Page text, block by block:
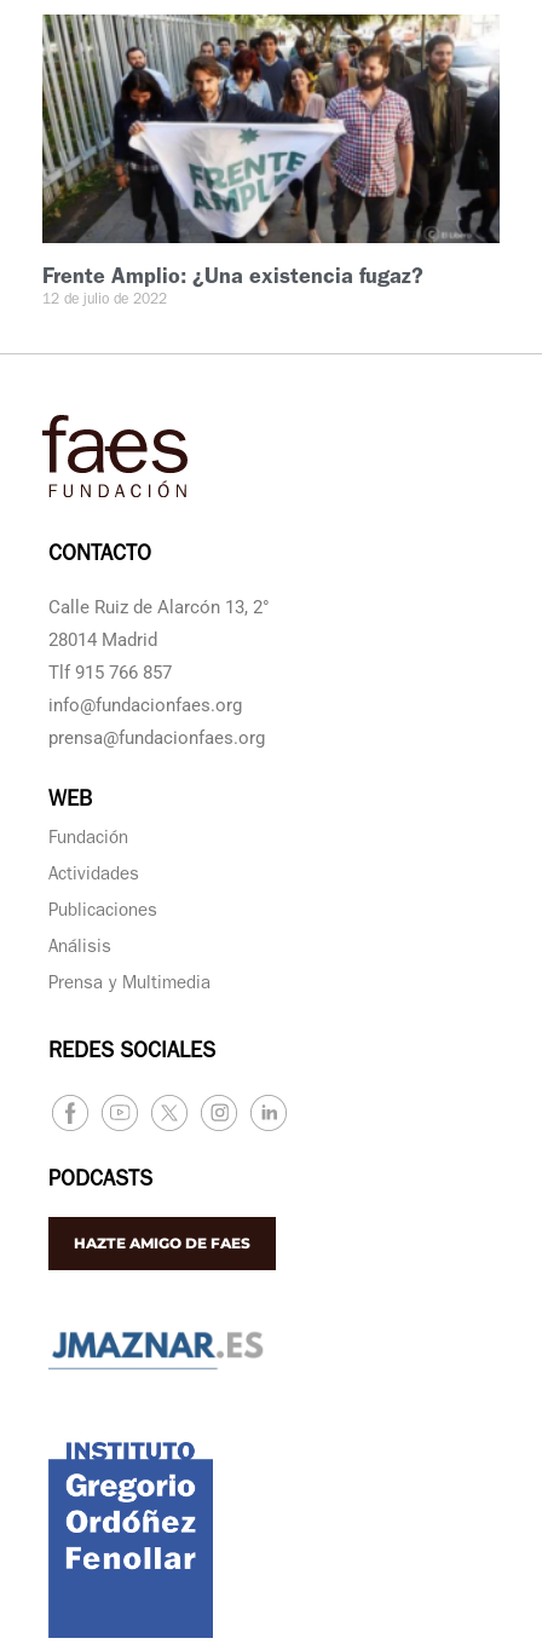
Frente Amplio: ¿Una existencia fugaz?
12 de julio de 2022
CONTACTO
Calle Ruiz de Alarcón 13, 2°
28014 Madrid
Tlf 915 766 857
info@fundacionfaes.org
prensa@fundacionfaes.org
WEB
Fundación
Actividades
Publicaciones
Análisis
Prensa y Multimedia
REDES SOCIALES
PODCASTS
HAZTE AMIGO DE FAES